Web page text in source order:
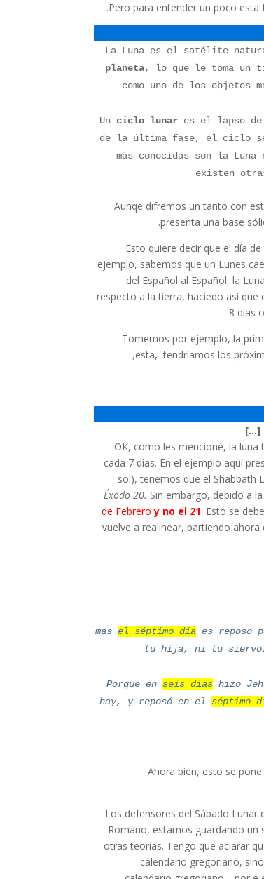
Pero para entender un poco esta
La Luna es el satélite
planeta, lo que le toma un
como uno de los
Unciclo lunar es el lapso de
de la última fase, el ciclo se
más conocidas son la
existen
Aunqe difremos un tanto con
presenta una base
Esto quiere decir que el día
ejemplo, sabemos que un Lunes
del Español al Español, la
respecto a la tierra, haciedo así
8 días
Tomemos por ejemplo, la
esta, tendríamos los
[…]
OK, como les mencioné, la luna
cada 7 días. En el ejemplo aquí
sol), tenemos que el Shabbath
Éxodo 20. Sin embargo, debido a
de Febreroy no el 21. Esto se
vuelve a realinear, partiendo
masel séptimo día es reposo
tu hija, ni tu
Porque enseis días hizo
hay, y reposó en elséptimo
Ahora bien, esto se
Los defensores del Sábado
Romano, estamos guardando un
otras teorías. Tengo que aclarar
calendario gregoriano,